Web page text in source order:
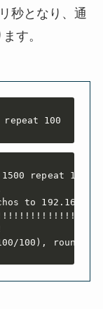
秒となり、通
す。
100
repeat 100
to
100), round-